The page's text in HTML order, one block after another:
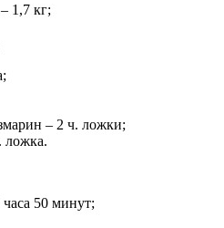
1,7 кг;
– 2 ч. ложки;
ложка.
часа 50 минут;